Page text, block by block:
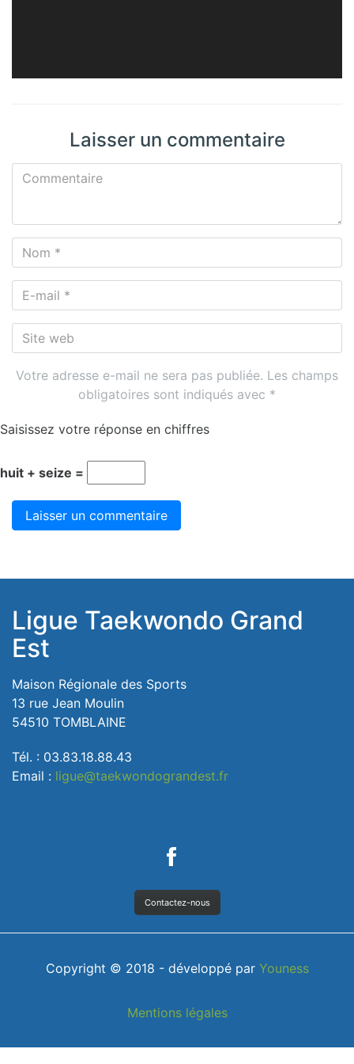
Laisser un commentaire
Commentaire
Nom
*
E-
mail
*Site
web
Votre adresse e-mail ne sera pas publiée. Les champs
obligatoires sont indiqués avec *
Saisissez votre réponse en chiffres
huit + seize =
Ligue Taekwondo Grand
Est
Maison Régionale des Sports
13 rue Jean Moulin
54510 TOMBLAINE
Tél. : 03.83.18.88.43
Email : ligue@taekwondograndest.fr
Contactez-nous
Copyright © 2018 - développé par Youness
Mentions légales